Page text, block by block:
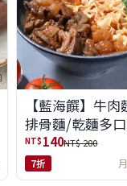
【藍海饌】牛
排骨麵/乾麵多
任選
NT$ 140NT$ 200
7折